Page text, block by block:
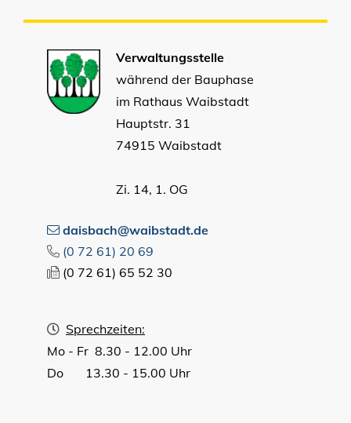
Verwaltungsstelle
während der Bauphase
im Rathaus Waibstadt
Hauptstr. 31
74915 Waibstadt
Zi. 14, 1. OG
daisbach@waibstadt.de
(0 72 61) 20 69
(0 72 61) 65 52 30
Sprechzeiten:
Mo - Fr 8.30 - 12.00 Uhr
Do 13.30 - 15.00 Uhr